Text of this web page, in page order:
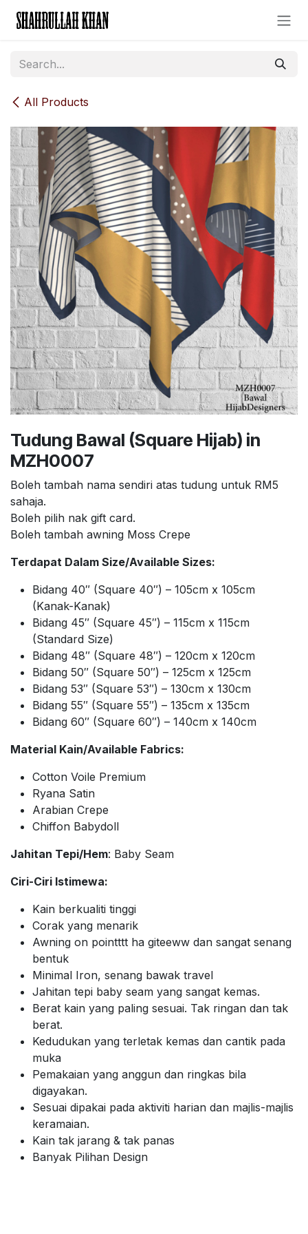
All Products
Tudung Bawal (Square Hijab) in
MZH0007
Boleh tambah nama sendiri atas tudung untuk RM5
sahaja.
Boleh pilih nak gift card.
Boleh tambah awning Moss Crepe
Terdapat Dalam Size/Available Sizes:
Bidang 40″ (Square 40″) – 105cm x 105cm
(Kanak-Kanak)
Bidang 45″ (Square 45″) – 115cm x 115cm
(Standard Size)
Bidang 48″ (Square 48″) – 120cm x 120cm
Bidang 50″ (Square 50″) – 125cm x 125cm
Bidang 53″ (Square 53″) – 130cm x 130cm
Bidang 55″ (Square 55″) – 135cm x 135cm
Bidang 60″ (Square 60″) – 140cm x 140cm
Material Kain/Available Fabrics:
Cotton Voile Premium
Ryana Satin
Arabian Crepe
Chiffon Babydoll
Jahitan Tepi/Hem: Baby Seam
Ciri-Ciri Istimewa:
Kain berkualiti tinggi
Corak yang menarik
Awning on pointttt ha giteeww dan sangat senang
bentuk
Minimal Iron, senang bawak travel
Jahitan tepi baby seam yang sangat kemas.
Berat kain yang paling sesuai. Tak ringan dan tak
berat.
Kedudukan yang terletak kemas dan cantik pada
muka
Pemakaian yang anggun dan ringkas bila
digayakan.
Sesuai dipakai pada aktiviti harian dan majlis-majlis
keramaian.
Kain tak jarang & tak panas
Banyak Pilihan Design